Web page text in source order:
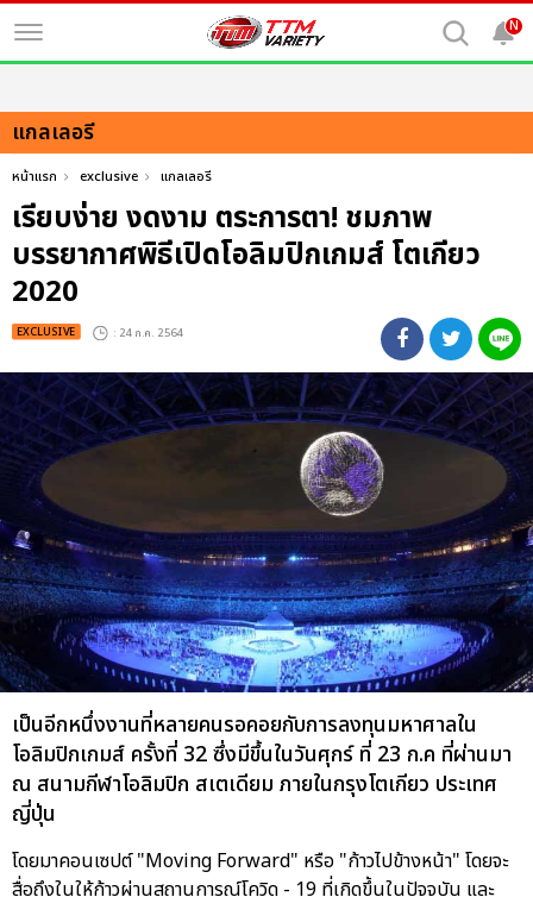
N
แกลเลอรี
หน้าแรก exclusive แกลเลอรี
เรียบง่าย งดงาม ตระการตา! ชมภาพ
บรรยากาศพิธีเปิดโอลิมปิกเกมส์ โตเกียว
2020
EXCLUSIVE : 24 ก.ค. 2564
เป็นอีกหนึ่งงานที่หลายคนรอคอยกับการลงทุนมหาศาลใน
โอลิมปิกเกมส์ ครั้งที่ 32 ซึ่งมีขึ้นในวันศุกร์ ที่ 23 ก.ค ที่ผ่านมา
ณ สนามกีฬาโอลิมปิก สเตเดียม ภายในกรุงโตเกียว ประเทศ
ญี่ปุ่น
โดยมาคอนเซปต์ "Moving Forward" หรือ "ก้าวไปข้างหน้า" โดยจะ
สื่อถึงในให้ก้าวผ่านสถานการณ์โควิด - 19 ที่เกิดขึ้นในปัจจุบัน และ